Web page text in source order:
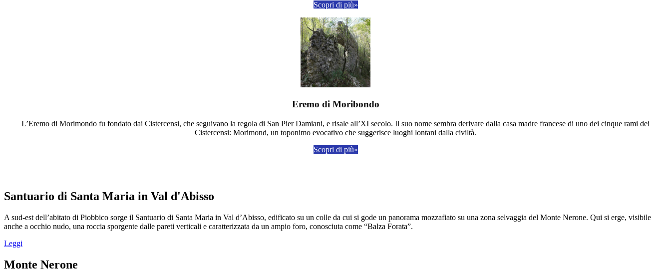
Scopri di più»
Eremo di Moribondo
L’Eremo di Morimondo fu fondato dai Cistercensi, che seguivano la regola di San Pier Damiani, e risale all’XI secolo. Il suo nome sembra derivare dalla casa madre francese di uno dei cinque rami dei
Cistercensi: Morimond, un toponimo evocativo che suggerisce luoghi lontani dalla civiltà.
Scopri di più»
Santuario di Santa Maria in Val d'Abisso
A sud-est dell’abitato di Piobbico sorge il Santuario di Santa Maria in Val d’Abisso, edificato su un colle da cui si gode un panorama mozzafiato su una zona selvaggia del Monte Nerone. Qui si erge, visibile
anche a occhio nudo, una roccia sporgente dalle pareti verticali e caratterizzata da un ampio foro, conosciuta come “Balza Forata”.
Leggi
Monte Nerone